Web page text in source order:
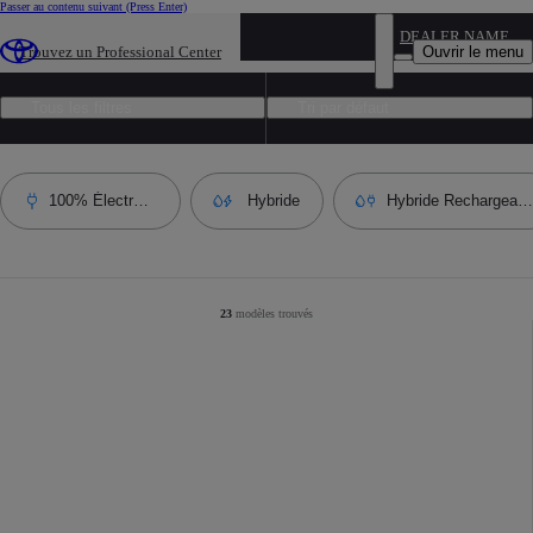
Passer au contenu suivant (Press Enter)
Trouvez un Professional Center
DEALER NAME
Ouvrir le menu
trouvez votre véhicule professionnel et utilitaire
100% Électrique Hybride Hybride
Nombre de résultats filtrés
23 modèles trouvés